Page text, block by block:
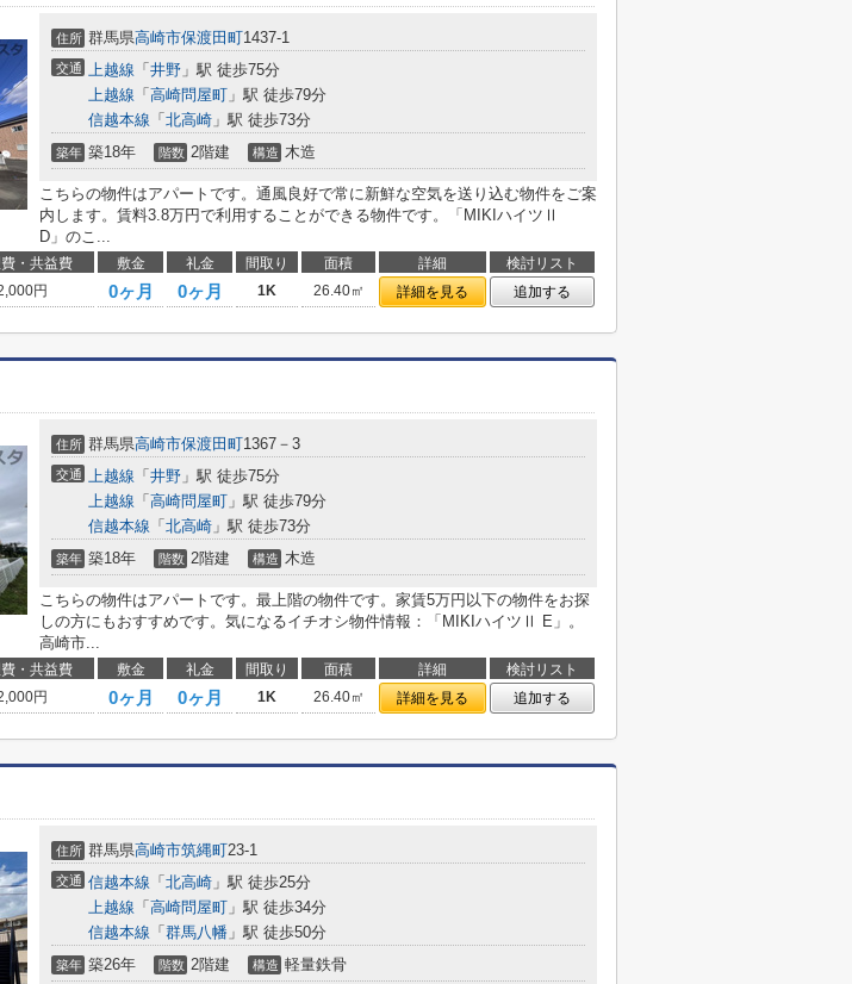
住所 群馬県高崎市保渡田町1437-1
交通 上越線 「 井野 」駅 徒歩75分
上越線 「 高崎問屋町 」駅 徒歩79分
信越本線 「 北高崎 」駅 徒歩73分
築年 築18年 階数 2階建 構造 木造
こちらの物件はアパートです。通風良好で常に新鮮な空気を送り込む物件をご案
内します。賃料3.8万円で利用することができる物件です。「MIKIハイツⅡ
D」のこ...
・共益費 敷金 礼金 間取り 面積 詳細
検討リスト
円 0ヶ月 0ヶ月 1K 26.40㎡ 詳細を見る 追加する
住所 群馬県高崎市保渡田町1367－3
交通 上越線 「 井野 」駅 徒歩75分
上越線 「 高崎問屋町 」駅 徒歩79分
信越本線 「 北高崎 」駅 徒歩73分
築年 築18年 階数 2階建 構造 木造
こちらの物件はアパートです。最上階の物件です。家賃5万円以下の物件をお探
しの方にもおすすめです。気になるイチオシ物件情報：「MIKIハイツⅡ E」。
高崎市...
・共益費 敷金 礼金 間取り 面積 詳細
検討リスト
円 0ヶ月 0ヶ月 1K 26.40㎡ 詳細を見る 追加する
住所 群馬県高崎市筑縄町23-1
交通 信越本線 「 北高崎 」駅 徒歩25分
上越線 「 高崎問屋町 」駅 徒歩34分
信越本線 「 群馬八幡 」駅 徒歩50分
築年 築26年 階数 2階建 構造 軽量鉄骨